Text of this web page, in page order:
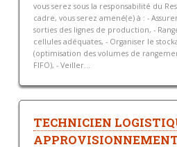
vous serez sous la responsabilité du
cadre, vous serez amené(e) à : -
sorties des lignes de production, -
cellules adéquates, - Organiser le
(optimisation des volumes de
FIFO), - Veiller...
TECHNICIEN